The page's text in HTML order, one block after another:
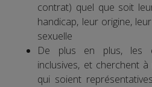
contrat) quel que soit
handicap, leur origine,
sexuelle
De plus en plus, les
inclusives, et cherchent
qui soient